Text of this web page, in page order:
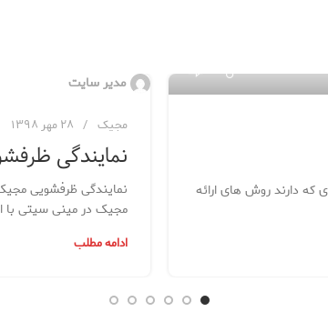
که دارند روش های ارائه
مدیر سایت
مجیک ۲۸ مهر ۱۳۹۸
نمایندگی
نمایندگی ظرفشویی
مجیک در مینی سیتی با
ادامه مطلب